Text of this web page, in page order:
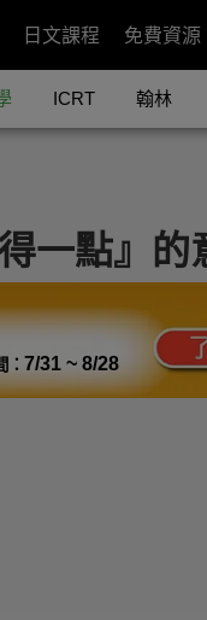
日文課程 免費資源
ICRT 翰林
一點』的
： 7/31 ~ 8/28